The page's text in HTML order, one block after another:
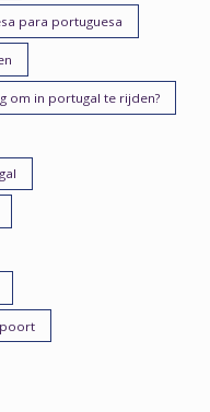
para portuguesa
om in portugal te rijden?